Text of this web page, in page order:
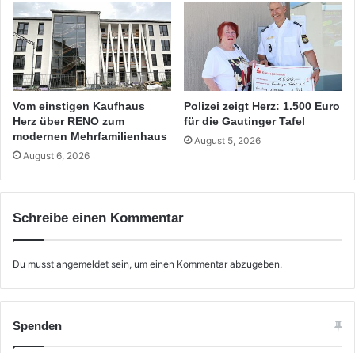
Vom einstigen Kaufhaus
Herz über RENO zum
modernen Mehrfamilienhaus
August 6, 2026
Polizei zeigt Herz: 1.500 Euro
für die Gautinger Tafel
August 5, 2026
Schreibe einen Kommentar
Du musst angemeldet sein, um einen Kommentar abzugeben.
Spenden